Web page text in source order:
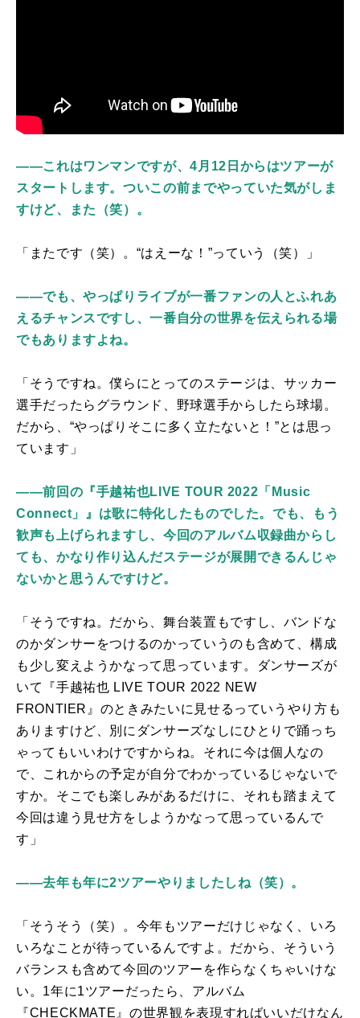
――これはワンマンですが、4月12日からはツアーが
スタートします。ついこの前までやっていた気がしま
すけど、また（笑）。
「またです（笑）。“はえーな！”っていう（笑）」
――でも、やっぱりライブが一番ファンの人とふれあ
えるチャンスですし、一番自分の世界を伝えられる場
でもありますよね。
「そうですね。僕らにとってのステージは、サッカー
選手だったらグラウンド、野球選手からしたら球場。
だから、“やっぱりそこに多く立たないと！”とは思っ
ています」
――前回の『手越祐也LIVE TOUR 2022「Music
Connect」』は歌に特化したものでした。でも、もう
歓声も上げられますし、今回のアルバム収録曲からし
ても、かなり作り込んだステージが展開できるんじゃ
ないかと思うんですけど。
「そうですね。だから、舞台装置もですし、バンドな
のかダンサーをつけるのかっていうのも含めて、構成
も少し変えようかなって思っています。ダンサーズが
いて『手越祐也 LIVE TOUR 2022 NEW
FRONTIER 』のときみたいに見せるっていうやり方も
ありますけど、別にダンサーズなしにひとりで踊っち
ゃってもいいわけですからね。それに今は個人なの
で、これからの予定が自分でわかっているじゃないで
すか。そこでも楽しみがあるだけに、それも踏まえて
今回は違う見せ方をしようかなって思っているんで
す」
――去年も年に2ツアーやりましたしね（笑）。
「そうそう（笑）。今年もツアーだけじゃなく、いろ
いろなことが待っているんですよ。だから、そういう
バランスも含めて今回のツアーを作らなくちゃいけな
い。 1年に1ツアーだったら、アルバム
『CHECKMATE 』の世界観を表現すればいいだけなん